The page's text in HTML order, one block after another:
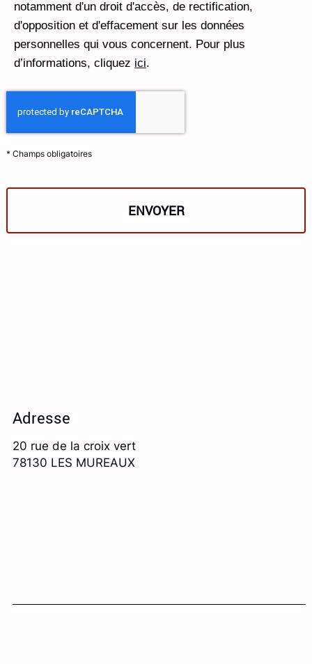
notamment d'un droit d'accès, de rectification,
d'opposition et d'effacement sur les données
personnelles qui vous concernent. Pour plus
d’informations, cliquez ici.
* Champs obligatoires
Adresse
20 rue de la croix vert
78130 LES MUREAUX